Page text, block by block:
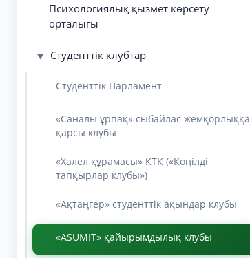
Психологиялық қызмет көрсету
орталығы
▼ Студенттік клубтар
Студенттік Парламент
«Саналы ұрпақ» сыбайлас жемқорлыққа
қарсы клубы
«Халел құрамасы» КТК («Көңілді
тапқырлар клубы»)
«Ақтаңгер» студенттік ақындар клубы
«ASUMIT» қайырымдылық клубы